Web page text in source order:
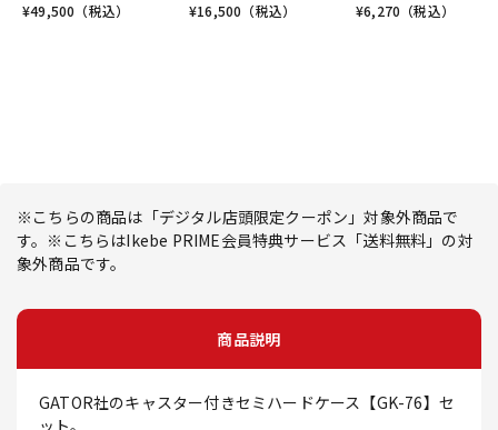
¥49,500 （税込）
¥16,500 （税込）
¥6,270 （税込）
※こちらの商品は「デジタル店頭限定クーポン」対象外商品で
す。※こちらはIkebe PRIME会員特典サービス「送料無料」の対
象外商品です。
商品説明
GATOR社のキャスター付きセミハードケース【GK-76】セ